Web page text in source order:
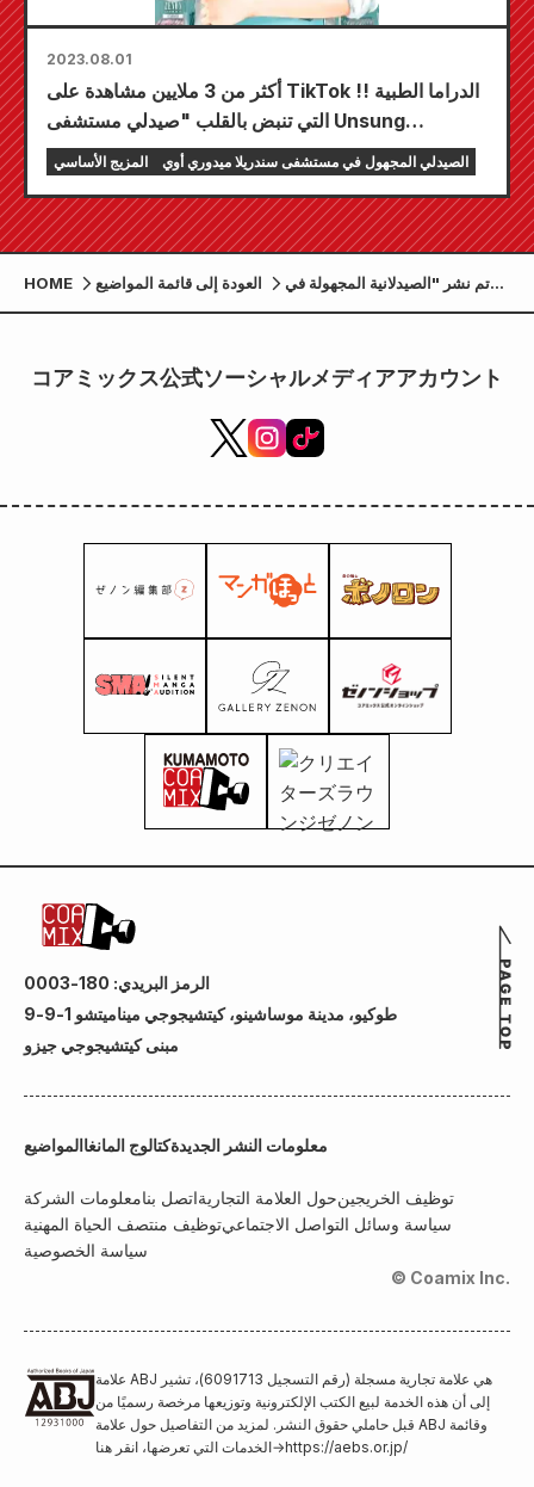
2023.08.01
أكثر من 3 ملايين مشاهدة على TikTok !! الدراما الطبية
التي تنبض بالقلب "صيدلي مستشفى Unsung
Cinderella Midori Aoi" مضحكة !!
المزيج الأساسي الصيدلي المجهول في مستشفى سندريلا ميدوري أوي
HOME العودة إلى قائمة المواضيع
تم نشر "الصيدلانية المجهولة في
Weekly Asahi!
コアミックス公式ソーシャルメディアアカウント
الرمز البريدي: 180-0003
طوكيو، مدينة موساشينو، كيتشيجوجي ميناميتشو 1-9-9
مبنى كيتشيجوجي جيزو
المواضيعكتالوج المانغامعلومات النشر الجديدة
معلومات الشركةاتصل بناحول العلامة التجاريةتوظيف الخريجين
توظيف منتصف الحياة المهنيةسياسة وسائل التواصل الاجتماعي
سياسة الخصوصية
© Coamix Inc.
علامة ABJ هي علامة تجارية مسجلة (رقم التسجيل 6091713)، تشير
إلى أن هذه الخدمة لبيع الكتب الإلكترونية وتوزيعها مرخصة رسميًا من
قبل حاملي حقوق النشر. لمزيد من التفاصيل حول علامة ABJ وقائمة
الخدمات التي تعرضها، انقر هنا→https://aebs.or.jp/